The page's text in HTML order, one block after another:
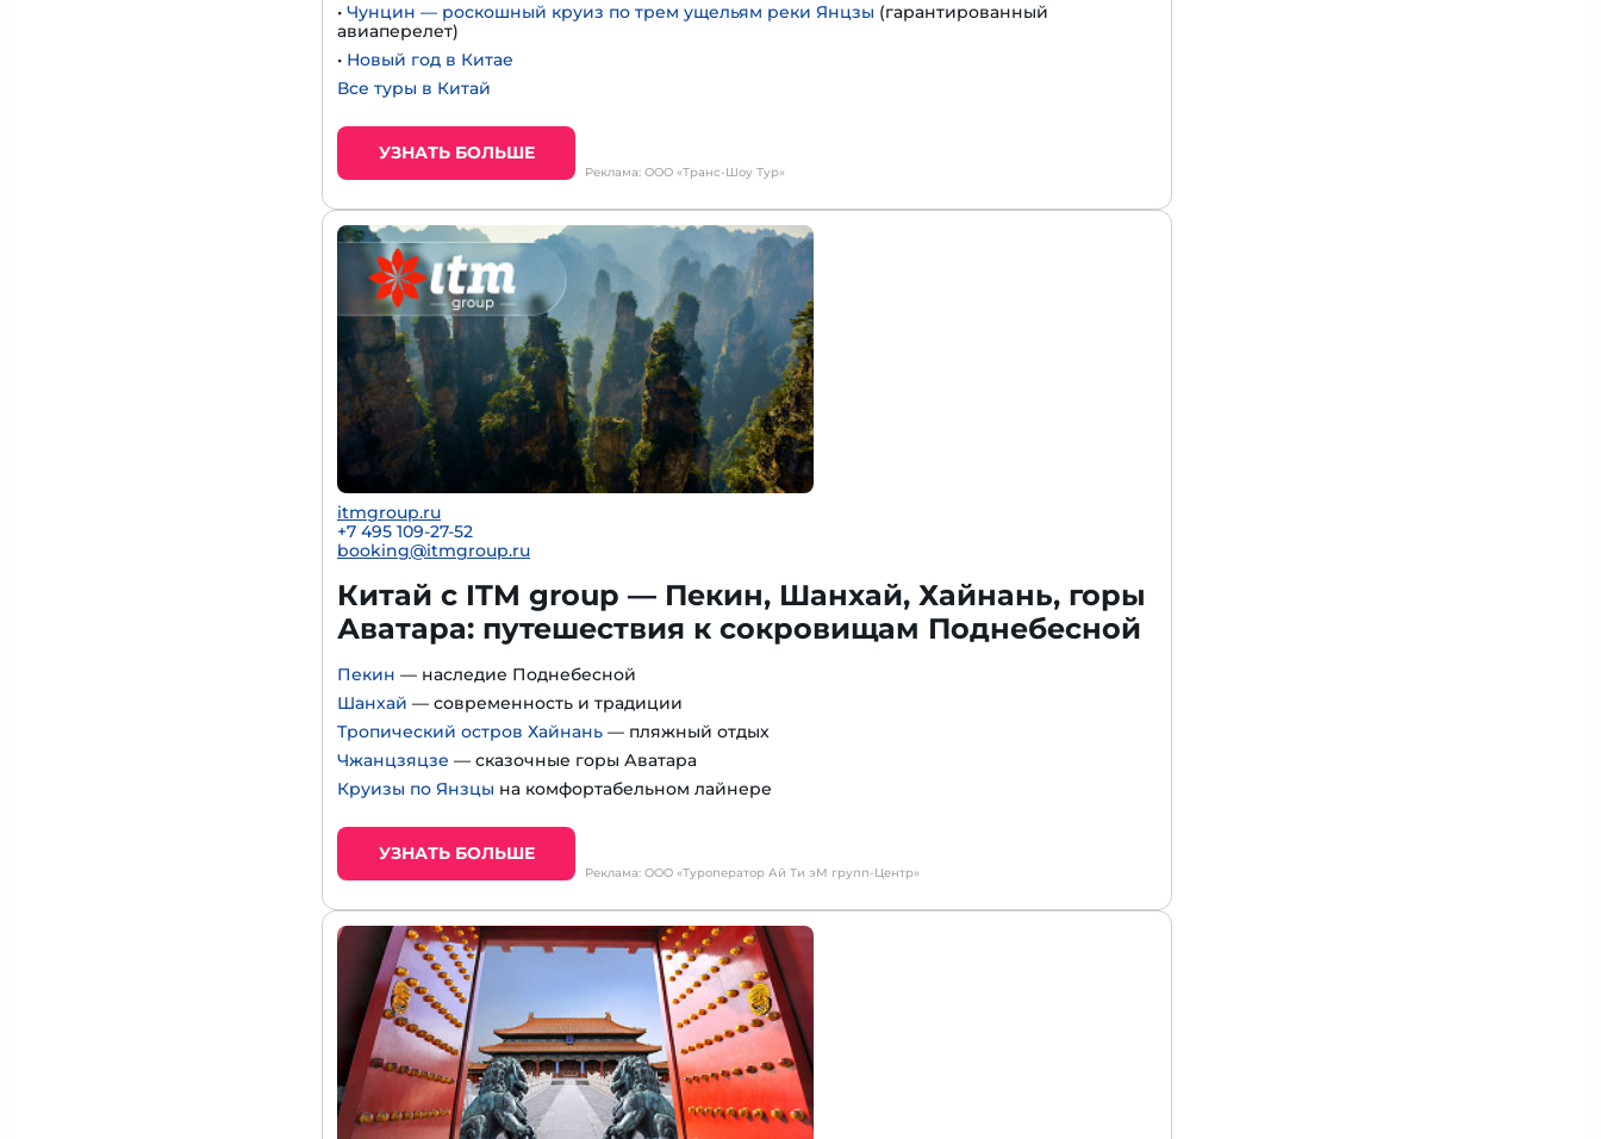
• Чунцин — роскошный круиз по трем ущельям реки Янцзы (гарантированный
авиаперелет)
• Новый год в Китае
Все туры в Китай
УЗНАТЬ БОЛЬШЕ
Реклама: ООО «Транс-Шоу Тур»
itmgroup.ru
+7 495 109-27-52
booking@itmgroup.ru
Китай с ITM group — Пекин, Шанхай, Хайнань, горы
Аватара: путешествия к сокровищам Поднебесной
Пекин — наследие Поднебесной
Шанхай — современность и традиции
Тропический остров Хайнань — пляжный отдых
Чжанцзяцзе — сказочные горы Аватара
Круизы по Янзцы на комфортабельном лайнере
УЗНАТЬ БОЛЬШЕ
Реклама: ООО «Туроператор Ай Ти эМ групп-Центр»